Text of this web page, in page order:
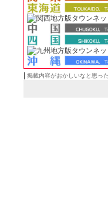
| 掲載内容がおかしいなと思っ